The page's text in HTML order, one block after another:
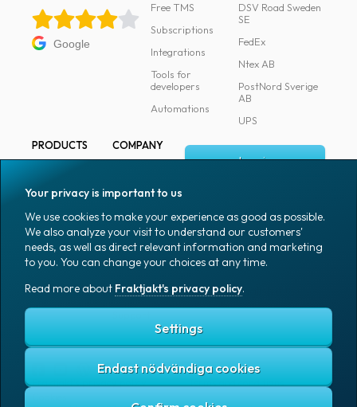
Google
Free TMS
Subscriptions
Integrations
Tools for
developers
Automations
DSV Road Sweden
SE
FedEx
Ntex AB
PostNord Sverige
AB
UPS
PRODUCTS
Marking
Packaging
Packaging
accessories
Office goods
COMPANY
Media
Coworkers
Job & career
News archive
Blog
Log in
Sign up
English (US)
Fraktjakt's privacy policy
Terms and conditions
Your privacy is important to us
We use cookies to make your experience as good as possible.
We also analyze your visit to understand our customers'
needs, as well as direct relevant information and marketing
to you. You can change your choices at any time.
Read more about Fraktjakt's privacy policy.
Settings
Endast nödvändiga cookies